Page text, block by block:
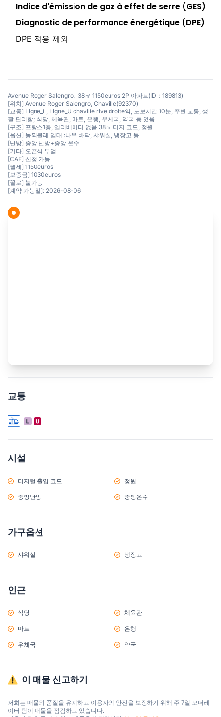
Indice d'émission de gaz à effet de serre (GES)
Diagnostic de performance énergétique (DPE)
DPE 적용 제외
Avenue Roger Salengro, 38㎡ 1150euros 2P 아파트(ID：189813)
[위치] Avenue Roger Salengro, Chaville(92370)
[교통] Ligne_L, Ligne_U chaville rive droite역, 도보시간 10분, 주변 교통, 생
활 편리함; 식당, 체육관, 마트, 은행, 우체국, 약국 등 있음
[구조] 프랑스1층, 엘리베이터 없음 38㎡ 디지 코드, 정원
[옵션] 농뫼블레 임대 :나무 바닥, 샤워실, 냉장고 등
[난방] 중앙 난방+중앙 온수
[기타] 오픈식 부엌
[CAF] 신청 가능
[월세] 1150euros
[보증금] 1030euros
[꼴로] 불가능
[계약 가능일]: 2026-08-06
교통
시설
디지털 출입 코드 정원
중앙난방 중앙온수
가구옵션
샤워실 냉장고
인근
식당 체육관
마트 은행
우체국 약국
이 매물 신고하기
저희는 매물의 품질을 유지하고 이용자의 안전을 보장하기 위해 주 7일 모더레
이터 팀이 매물을 점검하고 있습니다.